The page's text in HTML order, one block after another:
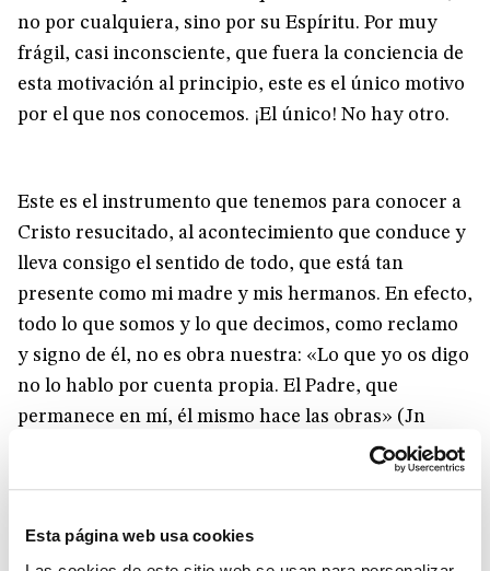
Esta página web usa cookies
no por cualquiera, sino por su Espíritu. Por muy
frágil, casi inconsciente, que fuera la conciencia de
esta motivación al principio, este es el único motivo
por el que nos conocemos. ¡El único! No hay otro.
Este es el instrumento que tenemos para conocer a
Cristo resucitado, al acontecimiento que conduce y
lleva consigo el sentido de todo, que está tan
presente como mi madre y mis hermanos. En efecto,
todo lo que somos y lo que decimos, como reclamo
y signo de él, no es obra nuestra: «Lo que yo os digo
no lo hablo por cuenta propia. El Padre, que
permanece en mí, él mismo hace las obras» (Jn
14,10). ¿Quién de nosotros habría podido pensar o
imaginar las cosas que decimos, todo lo que
tangencial? Y lo que sucede entre nosotros –pensad